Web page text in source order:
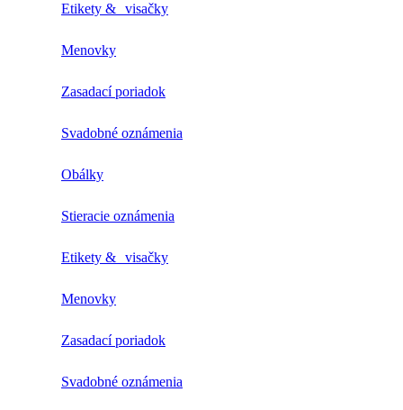
Etikety & visačky
Menovky
Zasadací poriadok
Svadobné oznámenia
Obálky
Stieracie oznámenia
Etikety & visačky
Menovky
Zasadací poriadok
Svadobné oznámenia